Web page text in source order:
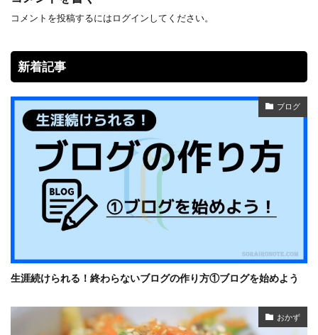
コメントを投稿するにはログインしてください。
新着記事
ブログ
生涯続けられる！終わらないブログの作り方①ブログを始めよう
おかず